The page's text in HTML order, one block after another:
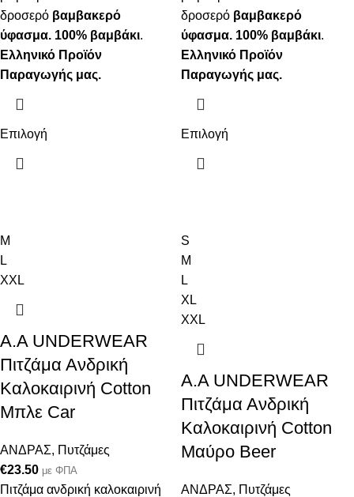
δροσερό βαμβακερό
ύφασμα. 100% βαμβάκι.
Ελληνικό Προϊόν
Παραγωγής μας.
Επιλογή
δροσερό βαμβακερό
ύφασμα. 100% βαμβάκι.
Ελληνικό Προϊόν
Παραγωγής μας.
Επιλογή
M
L
XXL
Α.A UNDERWEAR
Πιτζάμα Ανδρική
Καλοκαιρινή Cotton
Μπλε Car
ΑΝΔΡΑΣ, Πυτζάμες
€23.50 με ΦΠΑ
Πιτζάμα ανδρική καλοκαιρινή
S
M
L
XL
XXL
Α.A UNDERWEAR
Πιτζάμα Ανδρική
Καλοκαιρινή Cotton
Μαύρο Beer
ΑΝΔΡΑΣ, Πυτζάμες